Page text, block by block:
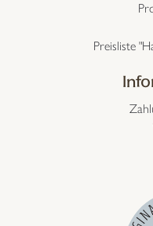
Preisliste